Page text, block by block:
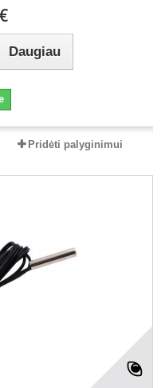
Daugiau
Pridėti palyginimui